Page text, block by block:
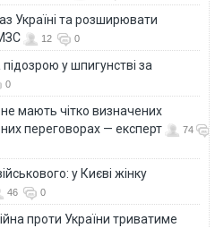
Україні та розширювати
12 0
у шпигунстві за
0
мають чітко визначених
переговорах — експерт
74
у Києві жінку
46 0
проти України триватиме